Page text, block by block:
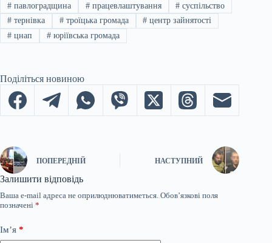
#павлоградщина #працевлаштування # суспільство
#тернівка #троїцька громада # центр зайнятості
#цнап #юріївська громада
Поділіться новиною
ПОПЕРЕДНІЙ НАСТУПНИЙ
Залишити відповідь
Ваша e-mail адреса не оприлюднюватиметься. Обов’язкові поля
позначені *
Ім’я *